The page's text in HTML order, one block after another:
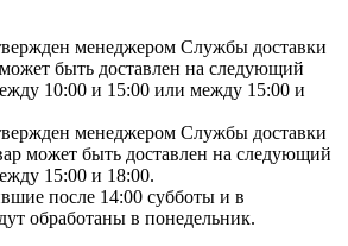
менеджером Службы доставки
быть доставлен на следующий
10:00 и 15:00 или между 15:00 и
менеджером Службы доставки
может быть доставлен на следующий
15:00 и 18:00.
после 14:00 субботы и в
обработаны в понедельник.